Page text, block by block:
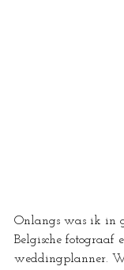
Onlangs was ik in
Belgische fotograaf
weddingplanner.